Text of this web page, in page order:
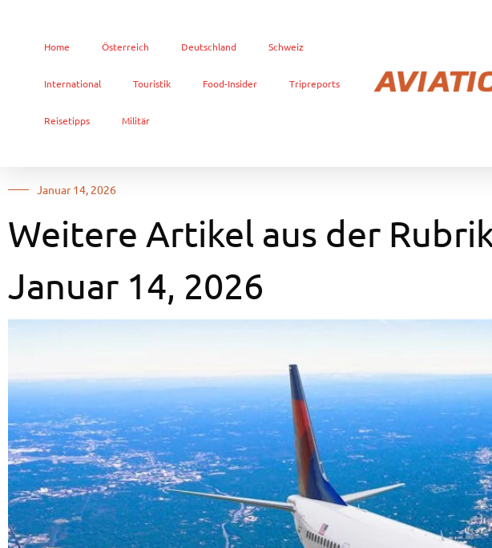
Home Österreich Deutschland Schweiz
International Touristik Food-Insider Tripreports
Reisetipps Militär
Januar 14, 2026
Weitere Artikel aus der
Januar 14, 2026